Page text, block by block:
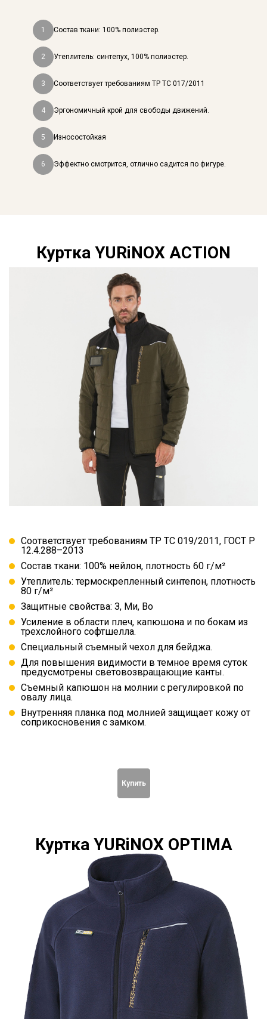
1 Состав ткани: 100% полиэстер.
2 Утеплитель: синтепух, 100% полиэстер.
3 Соответствует требованиям ТР ТС 017/2011
4 Эргономичный крой для свободы движений.
5 Износостойкая
6 Эффектно смотрится, отлично садится по фигуре.
Куртка YURiNOX ACTION
Соответствует требованиям ТР ТС 019/2011, ГОСТ Р
12.4.288–2013
Состав ткани: 100% нейлон, плотность 60 г/м²
Утеплитель: термоскрепленный синтепон, плотность
80 г/м²
Защитные свойства: З, Ми, Во
Усиление в области плеч, капюшона и по бокам из
трехслойного софтшелла.
Специальный съемный чехол для бейджа.
Для повышения видимости в темное время суток
предусмотрены световозвращающие канты.
Съемный капюшон на молнии с регулировкой по
овалу лица.
Внутренняя планка под молнией защищает кожу от
соприкосновения с замком.
Купить
Куртка YURiNOX OPTIMA